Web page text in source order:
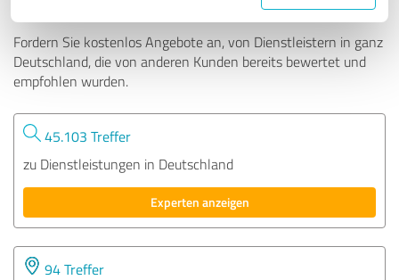
Fordern Sie kostenlos Angebote an, von Dienstleistern in ganz
Deutschland, die von anderen Kunden bereits bewertet und
empfohlen wurden.
45.103 Treffer
zu Dienstleistungen in Deutschland
Experten anzeigen
94 Treffer